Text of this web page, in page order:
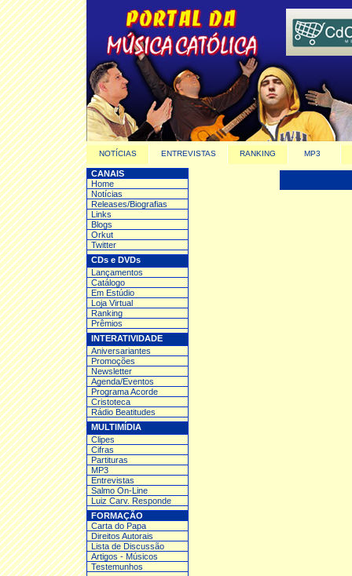
NOTÍCIAS ENTREVISTAS RANKING MP3
CANAIS
Home
Notícias
Releases/Biografias
Links
Blogs
Orkut
Twitter
CDs e DVDs
Lançamentos
Catálogo
Em Estúdio
Loja Virtual
Ranking
Prêmios
INTERATIVIDADE
Aniversariantes
Promoções
Newsletter
Agenda/Eventos
Programa Acorde
Cristoteca
Rádio Beatitudes
MULTIMÍDIA
Clipes
Cifras
Partituras
MP3
Entrevistas
Salmo On-Line
Luiz Carv. Responde
FORMAÇÃO
Carta do Papa
Direitos Autorais
Lista de Discussão
Artigos - Músicos
Testemunhos